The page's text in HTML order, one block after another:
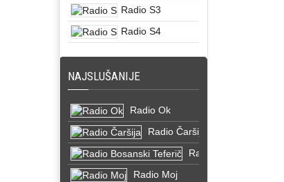
Radio S3
Radio S4
NAJSLUŠANIJE
Radio Ok
Radio Čaršija
Radio Bosanski Teferič
Radio Moj